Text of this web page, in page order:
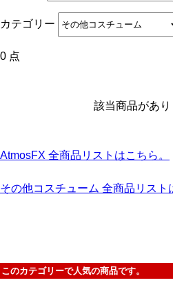
カテゴリー
0 点
該当商品があり
AtmosFX 全商品リストはこちら。
その他コスチューム 全商品リスト
このカテゴリーで人気の商品です。